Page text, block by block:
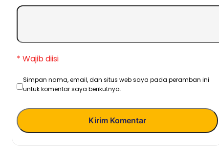
* Wajib diisi
Simpan nama, email, dan situs web saya pada peramban ini
untuk komentar saya berikutnya.
Kirim Komentar